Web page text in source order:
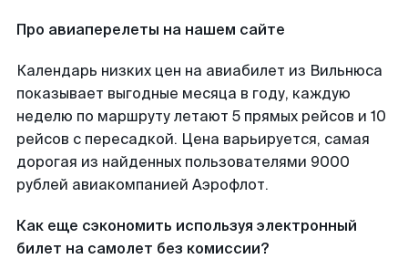
Про авиаперелеты на нашем сайте
Календарь низких цен на авиабилет из Вильнюса
показывает выгодные месяца в году, каждую
неделю по маршруту летают 5 прямых рейсов и 10
рейсов с пересадкой. Цена варьируется, самая
дорогая из найденных пользователями 9000
рублей авиакомпанией Аэрофлот.
Как еще сэкономить используя электронный
билет на самолет без комиссии?